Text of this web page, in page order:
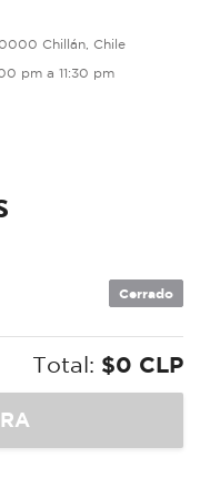
Chillán, Chile
pm a 11:30 pm
Cerrado
Total: $0 CLP